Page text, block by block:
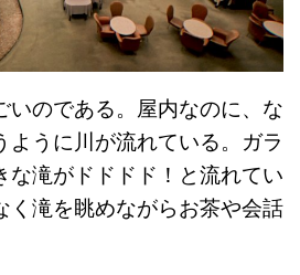
いのである。屋内なのに、な
ように川が流れている。ガラ
な滝がドドドド！と流れてい
く滝を眺めながらお茶や会話